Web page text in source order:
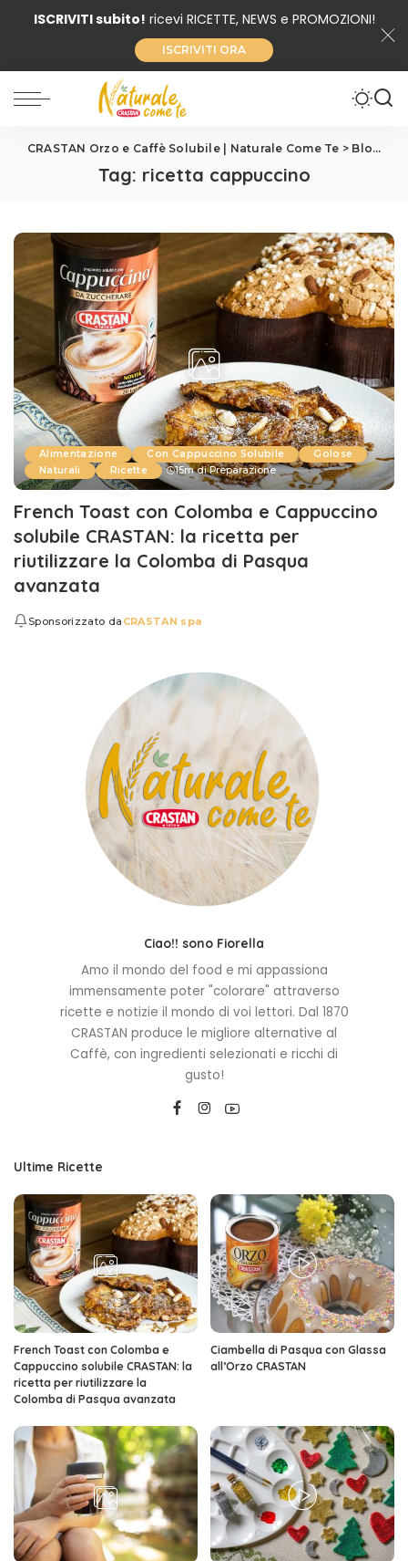
ISCRIVITI subito! ricevi RICETTE, NEWS e PROMOZIONI!
ISCRIVITI ORA
CRASTAN Orzo e Caffè Solubile | Naturale Come Te > Blog
Tag: ricetta cappuccino
Alimentazione Con Cappuccino Solubile
Golose
Naturali
Ricette 15m di Preparazione
French Toast con Colomba e Cappuccino
solubile CRASTAN: la ricetta per
riutilizzare la Colomba di Pasqua
avanzata
Sponsorizzato da CRASTAN spa
Ciao!! sono Fiorella
Amo il mondo del food e mi appassiona
immensamente poter "colorare" attraverso
ricette e notizie il mondo di voi lettori. Dal 1870
CRASTAN produce le migliore alternative al
Caffè, con ingredienti selezionati e ricchi di
gusto!
Ultime Ricette
French Toast con Colomba e
Cappuccino solubile CRASTAN: la
ricetta per riutilizzare la
Colomba di Pasqua avanzata
Ciambella di Pasqua con Glassa
all’Orzo CRASTAN